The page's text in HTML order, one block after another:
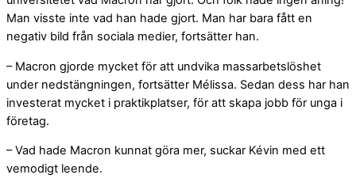
Man visste inte vad han hade gjort. Man har bara fått en
negativ bild från sociala medier, fortsätter han.
– Macron gjorde mycket för att undvika massarbetslöshet
under nedstängningen, fortsätter Mélissa. Sedan dess har han
investerat mycket i praktikplatser, för att skapa jobb för unga i
företag.
– Vad hade Macron kunnat göra mer, suckar Kévin med ett
vemodigt leende.